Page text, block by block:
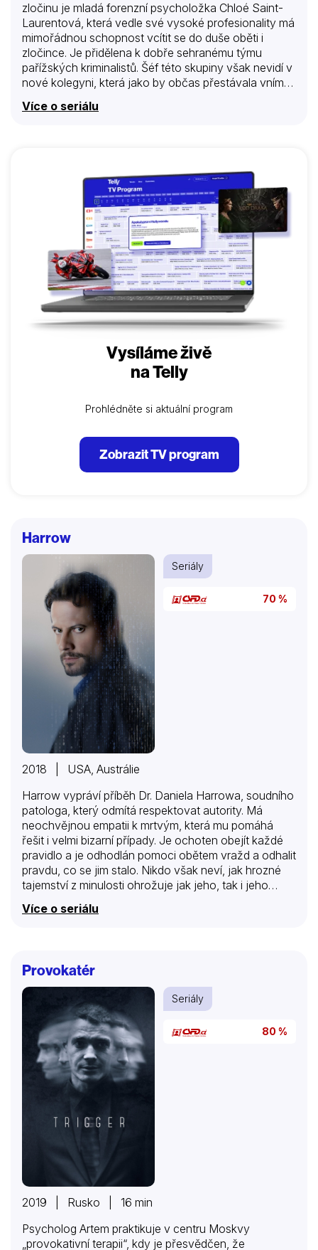
zločinu je mladá forenzní psycholožka Chloé Saint-
Laurentová, která vedle své vysoké profesionality má
mimořádnou schopnost vcítit se do duše oběti i
zločince. Je přidělena k dobře sehranému týmu
pařížských kriminalistů. Šéf této skupiny však nevidí v
nové kolegyni, která jako by občas přestávala vnímat
působí jako rušivý prvek, který vlastně všechny
veškeré protesty mu však nezbývá, než ji vzít na
vědomí a vydržet, než jeho nadřízený uzná svou
chybu. Ale Chloé se v práci projevuje jako výrazná
osobnost, která dokonale zvládá svou…
Více o seriálu
Vysíláme živě
na Telly
Prohlédněte si aktuální program
Zobrazit TV program
Harrow
Seriály
70 %
2018 | USA, Austrálie
Harrow vypráví příběh Dr. Daniela Harrowa, soudního
patologa, který odmítá respektovat autority. Má
neochvějnou empatii k mrtvým, která mu pomáhá
řešit i velmi bizarní případy. Je ochoten obejít každé
pravidlo a je odhodlán pomoci obětem vražd a odhalit
pravdu, co se jim stalo. Nikdo však neví, jak hrozné
tajemství z minulosti ohrožuje jak jeho, tak i jeho
rodinu a kariéru!
Více o seriálu
Provokatér
Seriály
80 %
2019 | Rusko | 16 min
Psycholog Artem praktikuje v centru Moskvy
„provokativní terapii“, kdy je přesvědčen, že